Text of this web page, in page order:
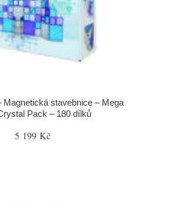
Magnetická stavebnice – Mega
Pack – 180 dílků
5 199 Kč